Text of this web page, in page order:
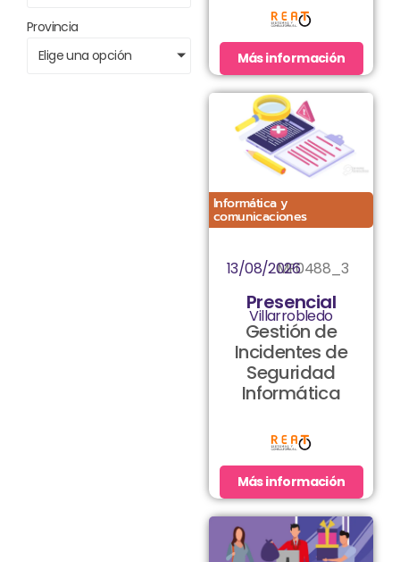
Provincia
Elige una opción
Más información
Informática y
comunicaciones
MF0488_3
13/08/2026
Presencial
Villarrobledo
Gestión de
Incidentes de
Seguridad
Informática
Más información